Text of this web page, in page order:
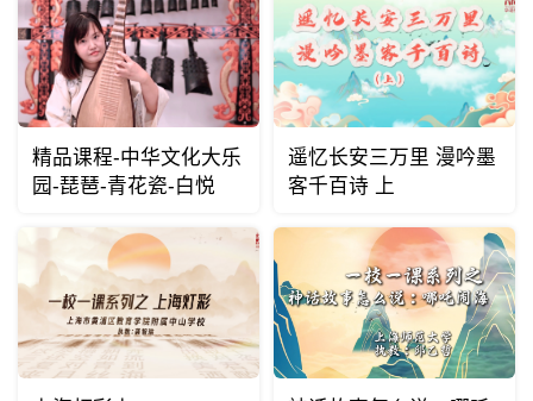
精品课程-中华文化大乐
园-琵琶-青花瓷-白悦
遥忆长安三万里 漫吟墨
客千百诗 上